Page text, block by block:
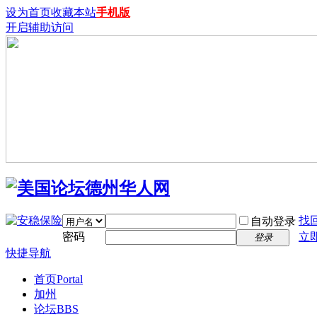
设为首页收藏本站手机版
开启辅助访问
自动登录 找
密码
登录
立
快捷导航
首页Portal
加州
论坛BBS